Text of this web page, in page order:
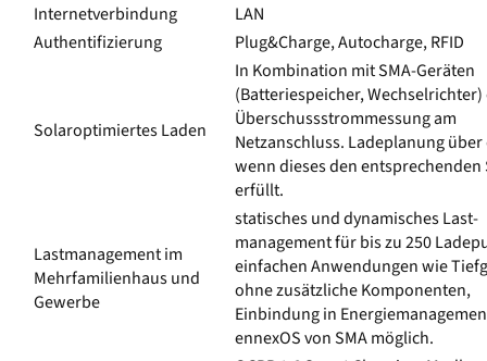
Internetverbindung
LAN
Authentifizierung
Plug&Charge, Autocharge, RFID
Solaroptimiertes Laden
In Kombination mit SMA-Geräten
(Batteriespeicher,
Überschussstrommessung am
Netzanschluss. Ladeplanung über
wenn dieses den
erfüllt.
Lastmanagement im
Mehrfamilienhaus und
Gewerbe
statisches und dynamisches Last­
management für bis zu 250
einfachen Anwendungen wie
ohne zusätzliche Komponenten,
Einbindung in
ennexOS von SMA möglich.